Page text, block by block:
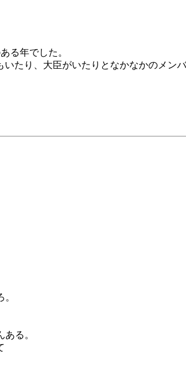
る年でした。
たり、大臣がいたりとなかなかのメン
る。